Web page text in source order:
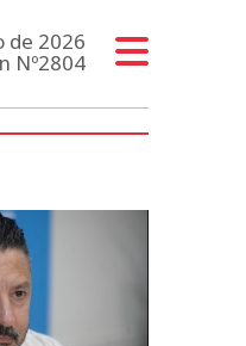
de 2026
Nº2804